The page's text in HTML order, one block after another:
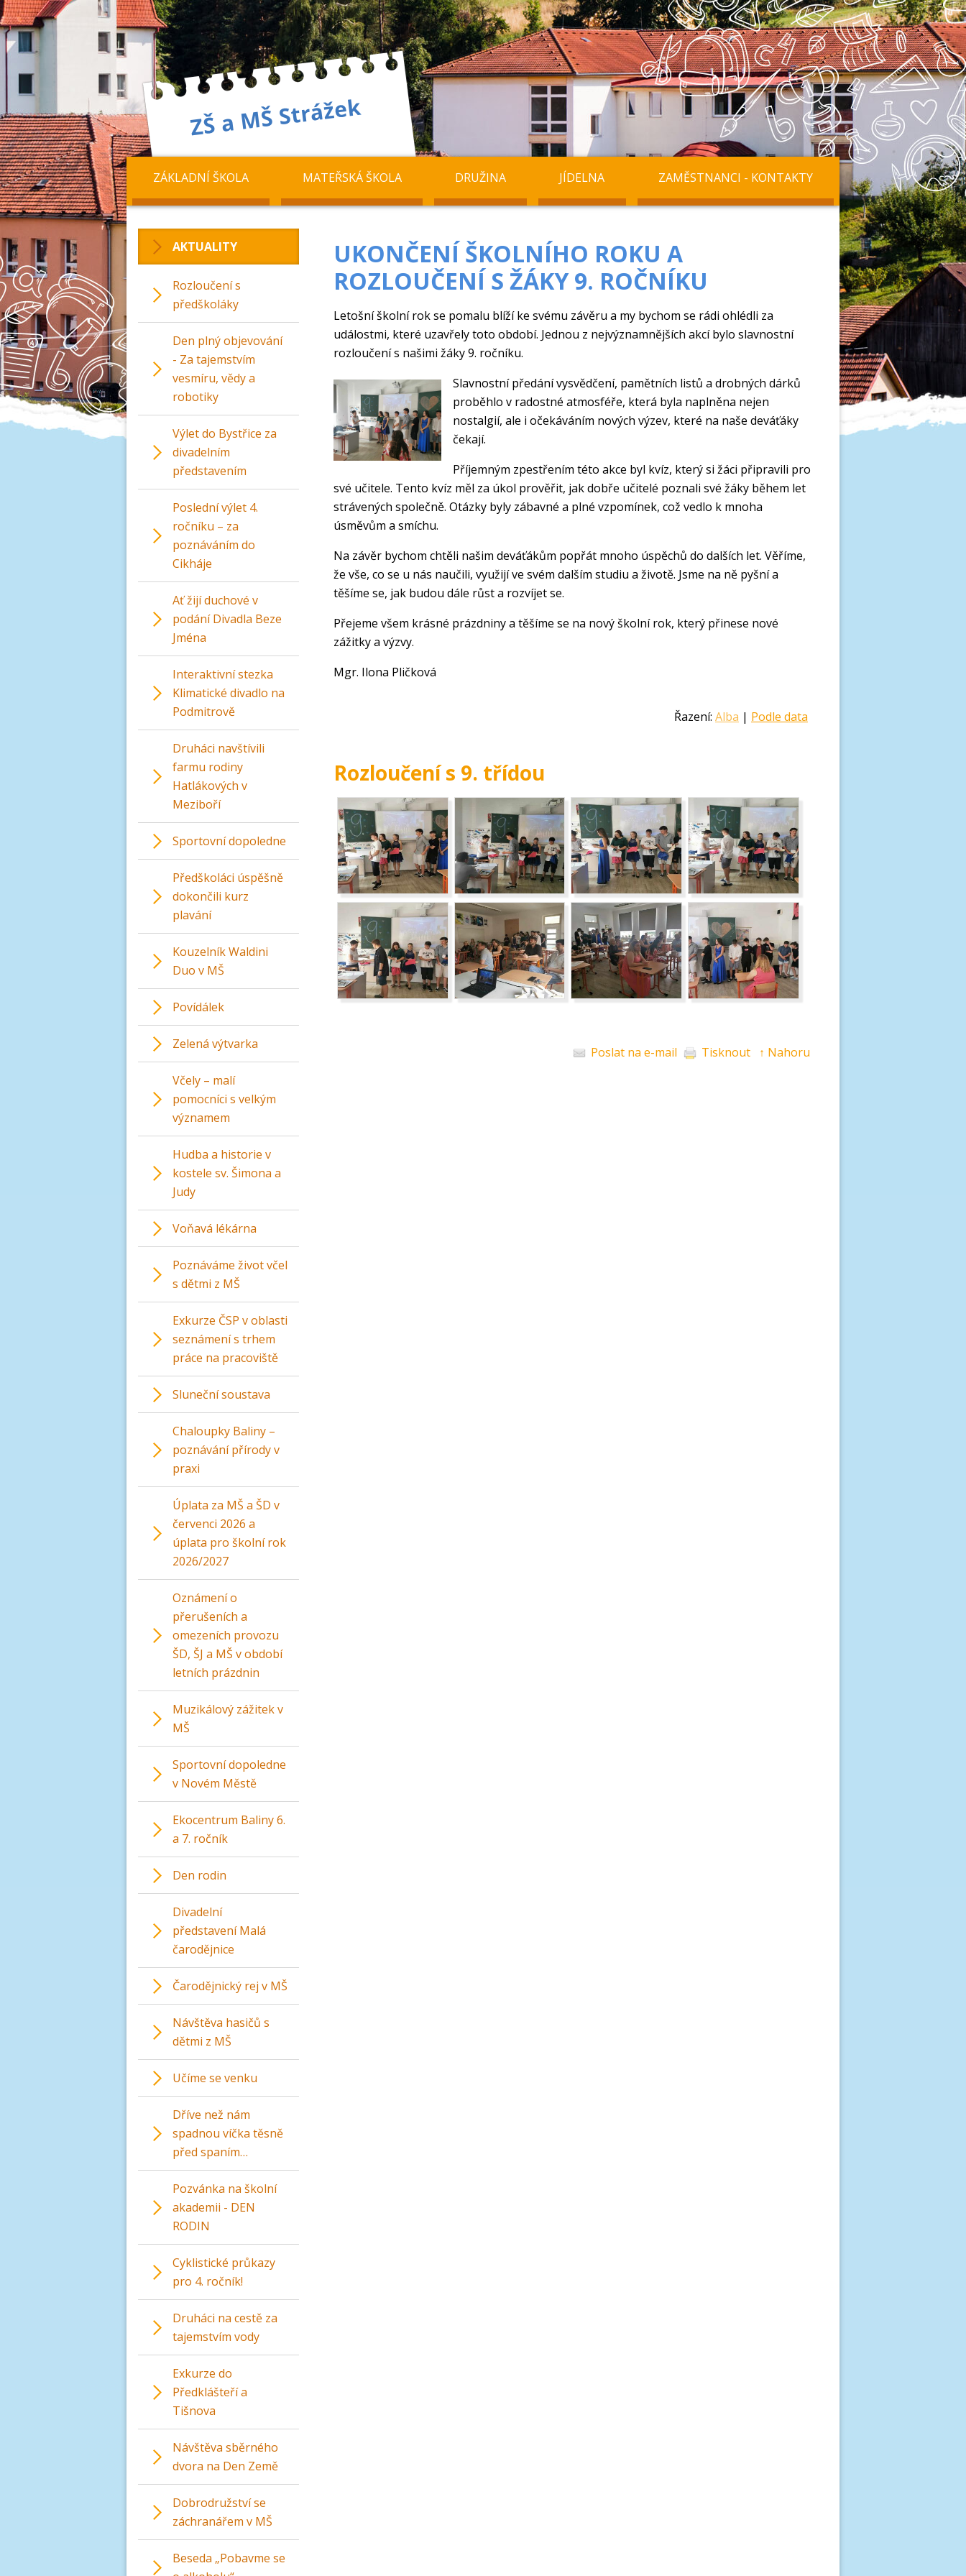
ZÁKLADNÍ ŠKOLA MATEŘSKÁ ŠKOLA DRUŽINA JÍDELNA ZAMĚSTNANCI - KONTAKTY
UKONČENÍ ŠKOLNÍHO ROKU A
ROZLOUČENÍ S ŽÁKY 9. ROČNÍKU
Letošní školní rok se pomalu blíží ke svému závěru a my bychom se rádi ohlédli za
událostmi, které uzavřely toto období. Jednou z nejvýznamnějších akcí bylo slavnostní
rozloučení s našimi žáky 9. ročníku.
Slavnostní předání vysvědčení, pamětních listů a drobných dárků
proběhlo v radostné atmosféře, která byla naplněna nejen
nostalgií, ale i očekáváním nových výzev, které na naše deváťáky
čekají.
Příjemným zpestřením této akce byl kvíz, který si žáci připravili pro
své učitele. Tento kvíz měl za úkol prověřit, jak dobře učitelé poznali své žáky během let
strávených společně. Otázky byly zábavné a plné vzpomínek, což vedlo k mnoha
úsměvům a smíchu.
Na závěr bychom chtěli našim deváťákům popřát mnoho úspěchů do dalších let. Věříme,
že vše, co se u nás naučili, využijí ve svém dalším studiu a životě. Jsme na ně pyšní a
těšíme se, jak budou dále růst a rozvíjet se.
Přejeme všem krásné prázdniny a těšíme se na nový školní rok, který přinese nové
zážitky a výzvy.
Mgr. Ilona Pličková
Řazení: Alba | Podle data
Rozloučení s 9. třídou
Poslat na e-mail Tisknout ↑ Nahoru
AKTUALITY
Rozloučení s
předškoláky
Den plný objevování
- Za tajemstvím
vesmíru, vědy a
robotiky
Výlet do Bystřice za
divadelním
představením
Poslední výlet 4.
ročníku – za
poznáváním do
Cikháje
Ať žijí duchové v
podání Divadla Beze
Jména
Interaktivní stezka
Klimatické divadlo na
Podmitrově
Druháci navštívili
farmu rodiny
Hatlákových v
Meziboří
Sportovní dopoledne
Předškoláci úspěšně
dokončili kurz
plavání
Kouzelník Waldini
Duo v MŠ
Povídálek
Zelená výtvarka
Včely – malí
pomocníci s velkým
významem
Hudba a historie v
kostele sv. Šimona a
Judy
Voňavá lékárna
Poznáváme život včel
s dětmi z MŠ
Exkurze ČSP v oblasti
seznámení s trhem
práce na pracoviště
Sluneční soustava
Chaloupky Baliny –
poznávání přírody v
praxi
Úplata za MŠ a ŠD v
červenci 2026 a
úplata pro školní rok
2026/2027
Oznámení o
přerušeních a
omezeních provozu
ŠD, ŠJ a MŠ v období
letních prázdnin
Muzikálový zážitek v
MŠ
Sportovní dopoledne
v Novém Městě
Ekocentrum Baliny 6.
a 7. ročník
Den rodin
Divadelní
představení Malá
čarodějnice
Čarodějnický rej v MŠ
Návštěva hasičů s
dětmi z MŠ
Učíme se venku
Dříve než nám
spadnou víčka těsně
před spaním…
Pozvánka na školní
akademii - DEN
RODIN
Cyklistické průkazy
pro 4. ročník!
Druháci na cestě za
tajemstvím vody
Exkurze do
Předklášteří a
Tišnova
Návštěva sběrného
dvora na Den Země
Dobrodružství se
záchranářem v MŠ
Beseda „Pobavme se